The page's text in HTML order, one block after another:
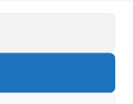
humano